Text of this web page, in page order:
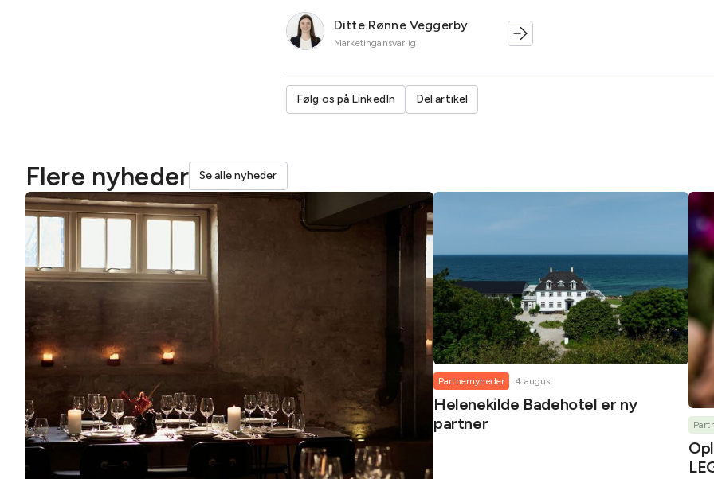
Ditte Rønne Veggerby
Marketingansvarlig
Følg os på LinkedIn Del artikel
Flere nyheder Se alle nyheder
Partnernyheder 4 august
Helenekilde Badehotel er ny
partner